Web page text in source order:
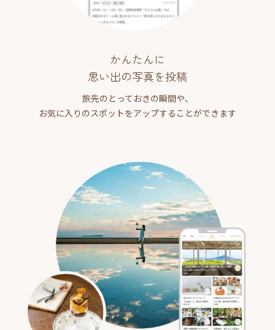
かんたんに
思い出の写真を投稿
旅先のとっておきの瞬間や、
お気に入りのスポットをアップすることができます